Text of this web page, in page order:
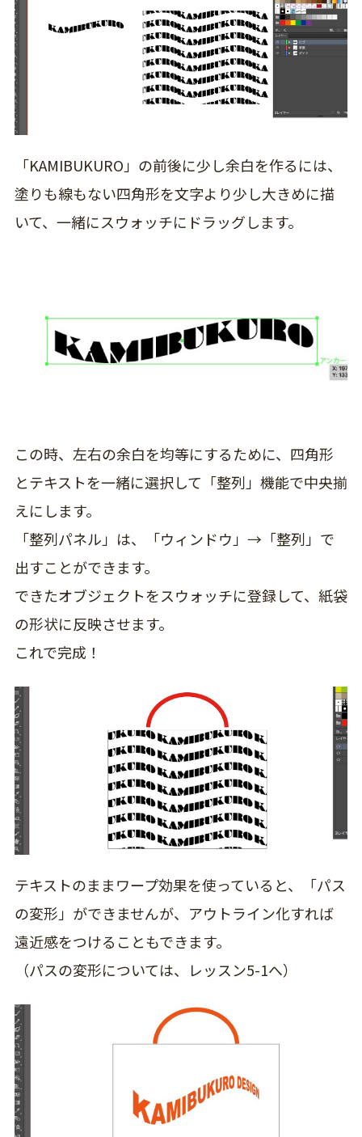
「KAMIBUKURO」の前後に少し余白を作るには、
塗りも線もない四角形を文字より少し大きめに描
いて、一緒にスウォッチにドラッグします。
この時、左右の余白を均等にするために、 四角形
とテキストを一緒に選択して「整列」機能で中央揃
えにします。
「整列パネル」は、「ウィンドウ」→「整列」で
出すことができます。
できたオブジェクトをスウォッチに登録して、紙袋
の形状に反映させます。
これで完成！
テキストのままワープ効果を使っていると、「パス
の変形」ができませんが、アウトライン化すれば
遠近感をつけることもできます。
（パスの変形については、
レッスン5-1へ）